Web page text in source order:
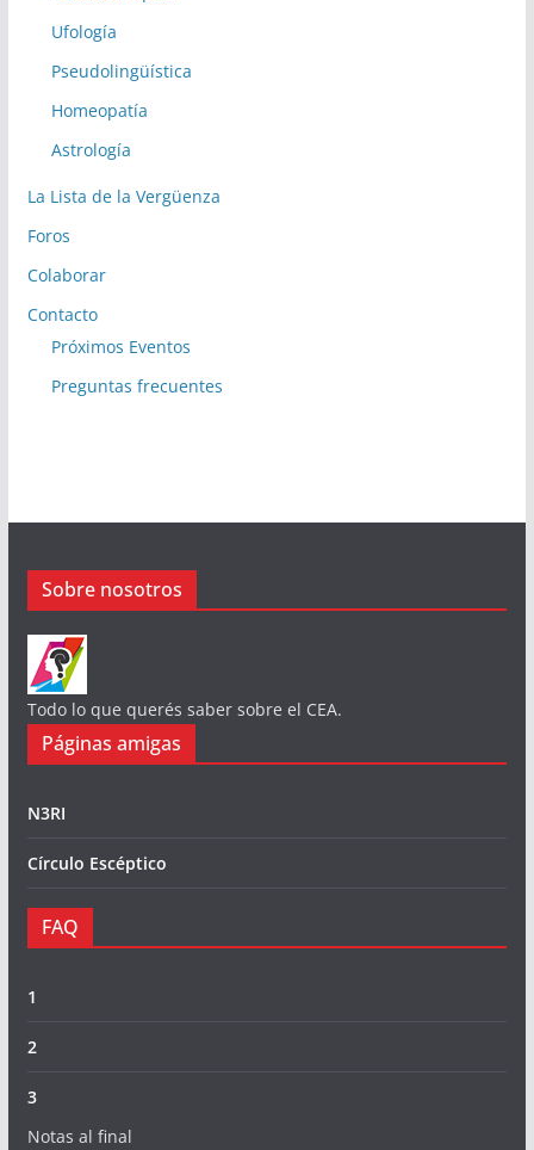
Ufología
Pseudolingüística
Homeopatía
Astrología
La Lista de la Vergüenza
Foros
Colaborar
Contacto
Próximos Eventos
Preguntas frecuentes
Sobre nosotros
Todo lo que querés saber sobre el CEA.
Páginas amigas
N3RI
Círculo Escéptico
FAQ
1
2
3
Notas al final